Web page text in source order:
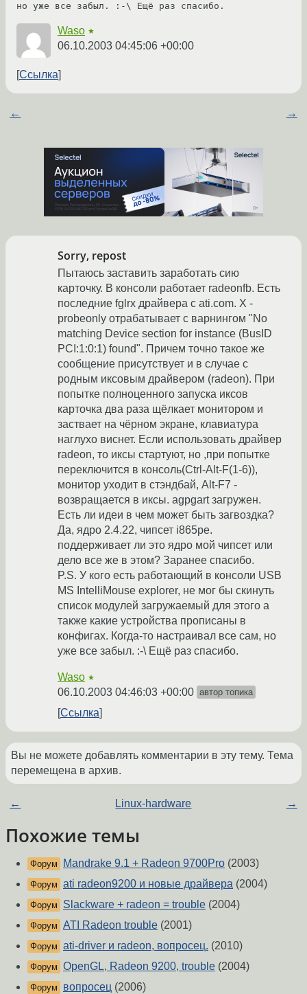
но уже все забыл. :-\ Ещё раз спасибо.
Waso ★
06.10.2003 04:45:06 +00:00
Ссылка
← →
Sorry, repost
Пытаюсь заставить заработать сию
карточку. В консоли работает radeonfb. Есть
последние fglrx драйвера с ati.com. X -
probeonly отрабатывает с варнингом "No
matching Device section for instance (BusID
PCI:1:0:1) found". Причем точно такое же
сообщение присутствует и в случае с
родным иксовым драйвером (radeon). При
попытке полноценного запуска иксов
карточка два раза щёлкает монитором и
заствает на чёрном экране, клавиатура
наглухо виснет. Если использовать драйвер
radeon, то иксы стартуют, но ,при попытке
переключится в консоль(Ctrl-Alt-F(1-6)),
монитор уходит в стэндбай, Alt-F7 -
возвращается в иксы. agpgart загружен.
Есть ли идеи в чем может быть загвоздка?
Да, ядро 2.4.22, чипсет i865pe.
поддерживает ли это ядро мой чипсет или
дело все же в этом? Заранее спасибо.
P.S. У кого есть работающий в консоли USB
MS IntelliMouse explorer, не мог бы скинуть
список модулей загружаемый для этого а
также какие устройства прописаны в
конфигах. Когда-то настраивал все сам, но
уже все забыл. :-\ Ещё раз спасибо.
Waso ★
06.10.2003 04:46:03 +00:00 автор топика
Ссылка
Вы не можете добавлять комментарии в эту тему. Тема
перемещена в архив.
← Linux-hardware →
Похожие темы
Форум Mandrake 9.1 + Radeon 9700Pro (2003)
Форум ati radeon9200 и новые драйвера (2004)
Форум Slackware + radeon = trouble (2004)
Форум ATI Radeon trouble (2001)
Форум ati-driver и radeon, вопросец. (2010)
Форум OpenGL, Radeon 9200, trouble (2004)
Форум вопросец (2006)